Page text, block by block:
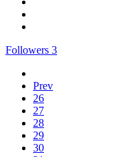
Followers 3
Prev
26
27
28
29
30